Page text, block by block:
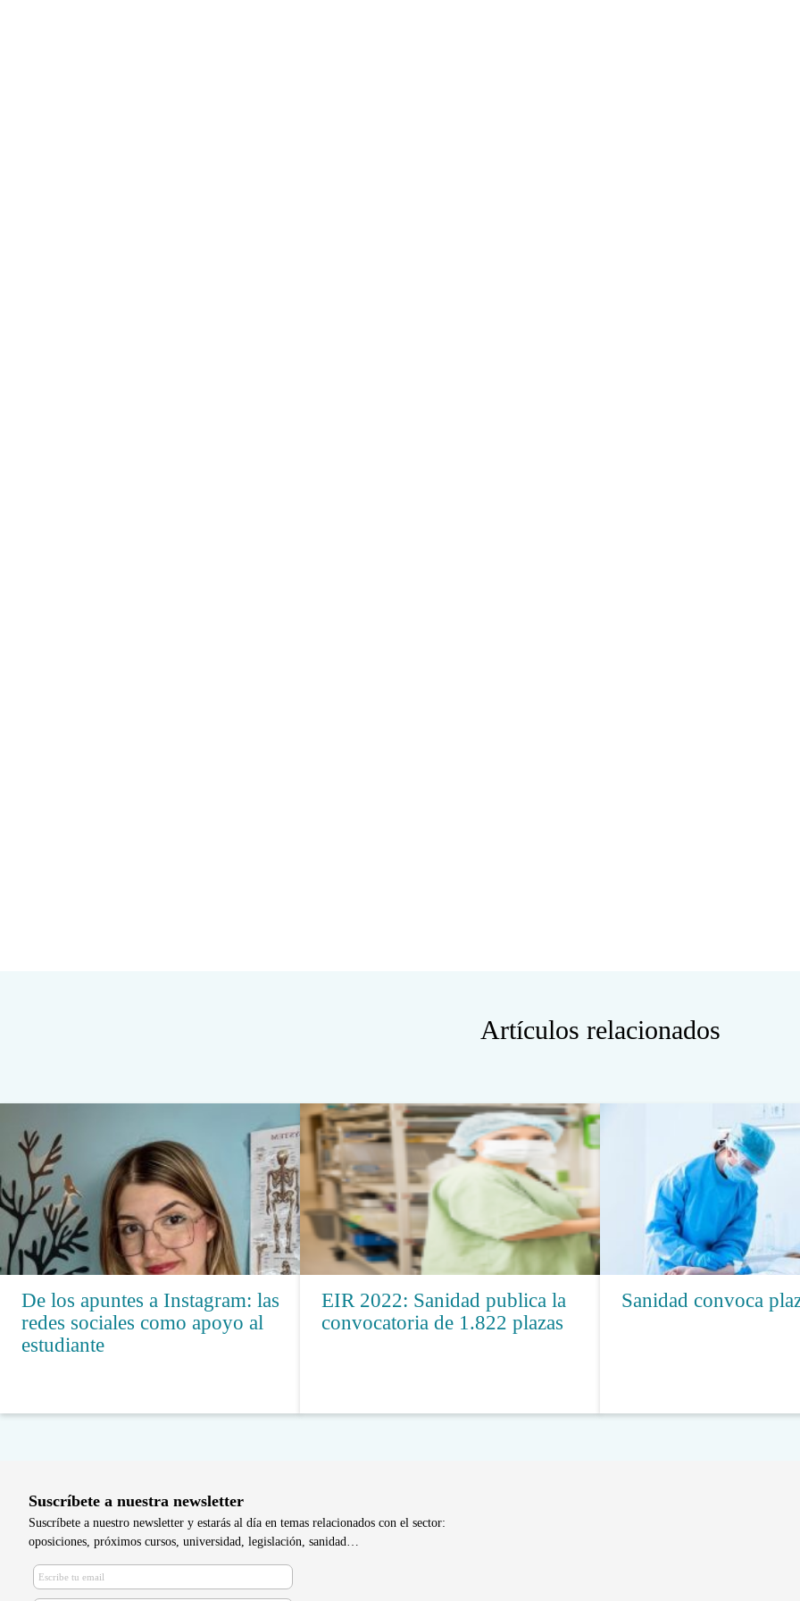
Artículos relacionados
De los apuntes a Instagram: las
redes sociales como apoyo al
estudiante
EIR 2022: Sanidad publica la
convocatoria de 1.822 plazas
Sanidad convoca
Suscríbete a nuestra newsletter
Suscríbete a nuestro newsletter y estarás al día en temas relacionados con el sector:
oposiciones, próximos cursos, universidad, legislación, sanidad…